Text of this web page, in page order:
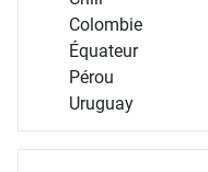
Colombie
Équateur
Pérou
Uruguay